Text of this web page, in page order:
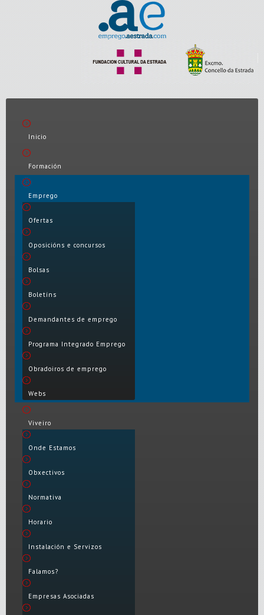
Inicio
Formación
Emprego
Ofertas
Oposicións e concursos
Bolsas
Boletíns
Demandantes de emprego
Programa Integrado Emprego
Obradoiros de emprego
Webs
Viveiro
Onde Estamos
Obxectivos
Normativa
Horario
Instalación e Servizos
Falamos?
Empresas Asociadas